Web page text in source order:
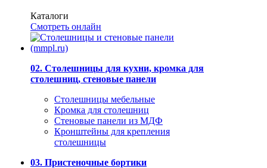
Каталоги
Смотреть онлайн
02. Столешницы для кухни, кромка для
столешниц, стеновые панели
Столешницы мебельные
Кромка для столешниц
Стеновые панели из МДФ
Кронштейны для крепления
столешницы
03. Пристеночные бортики